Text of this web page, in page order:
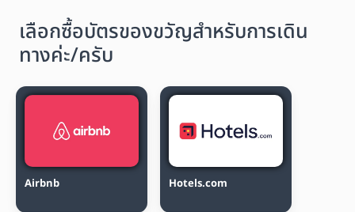
เลือกซื้อบัตรของขวัญสำหรับการเดิน
ทางค่ะ/ครับ
Airbnb Hotels.com